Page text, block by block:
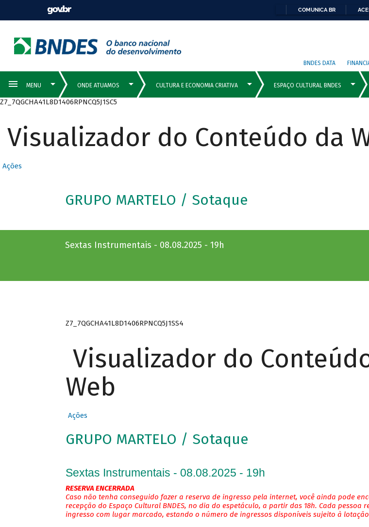
COMUNICA BR
BNDES DATA
Z7_7QGCHA41L8D1406RPNCQ5J1SC5
Visualizador do Conteúdo da
Ações
GRUPO MARTELO / Sotaque
Sextas Instrumentais - 08.08.2025 - 19h
Z7_7QGCHA41L8D1406RPNCQ5J1SS4
Visualizador do
Web
Ações
GRUPO MARTELO / Sotaque
Sextas Instrumentais - 08.08.2025 - 19h
RESERVA ENCERRADA
Caso não tenha conseguido fazer a reserva de ingresso pela internet, você ainda pode
recepção do Espaço Cultural BNDES, no dia do espetáculo, a partir das 18h. Cada pessoa
ingresso com lugar marcado, estando o número de ingressos disponíveis sujeito à